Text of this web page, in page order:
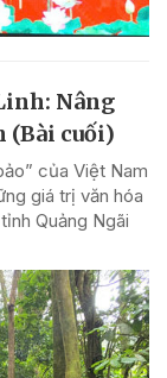
Nâng
(Bài cuối)
của Việt Nam
giá trị văn hóa
Quảng Ngãi